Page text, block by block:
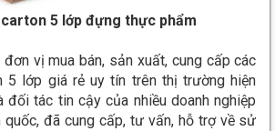
5 lớp đựng thực phẩm
đơn vị mua bán, sản xuất, cung cấp các
5 lớp giá rẻ uy tín trên thị trường hiện
đối tác tin cậy của nhiều doanh nghiệp
quốc, đã cung cấp, tư vấn, hỗ trợ về sử